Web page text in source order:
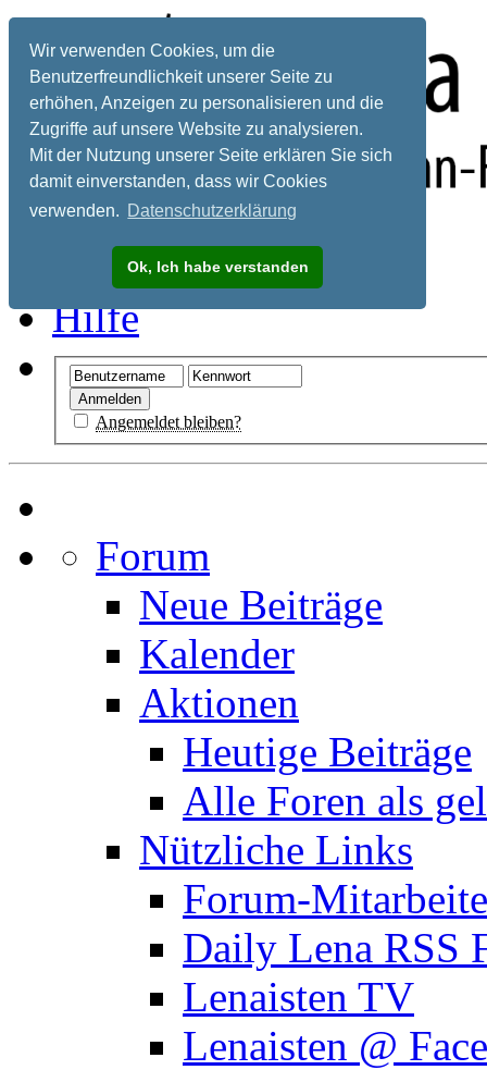
Wir verwenden Cookies, um die
Benutzerfreundlichkeit unserer Seite zu
erhöhen, Anzeigen zu personalisieren und die
Zugriffe auf unsere Website zu analysieren.
Mit der Nutzung unserer Seite erklären Sie sich
damit einverstanden, dass wir Cookies
verwenden. Datenschutzerklärung
Ok, Ich habe verstanden
Registrieren
Hilfe
Angemeldet bleiben?
Forum
Neue Beiträge
Kalender
Aktionen
Heutige Beiträge
Alle Foren als
Nützliche Links
Forum-
Daily Lena RSS
Lenaisten TV
Lenaisten @